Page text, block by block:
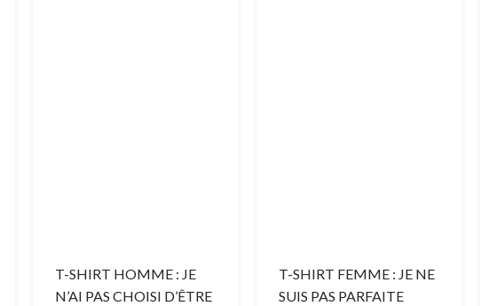
T-SHIRT HOMME : JE
N’AI PAS CHOISI D’ÊTRE
T-SHIRT FEMME : JE NE
SUIS PAS PARFAITE